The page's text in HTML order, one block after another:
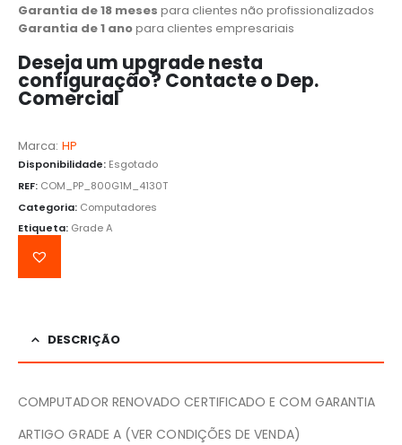
Garantia de 18 meses para clientes não profissionalizados
Garantia de 1 anopara clientes empresariais
Deseja um upgrade nesta
configuração? Contacte o Dep.
Comercial️
Marca: HP
Disponibilidade: Esgotado
REF: COM_PP_800G1M_4130T
Categoria: Computadores
Etiqueta: Grade A
DESCRIÇÃO
COMPUTADOR RENOVADO CERTIFICADO E COM GARANTIA
ARTIGO GRADE A (VER CONDIÇÕES DE VENDA)